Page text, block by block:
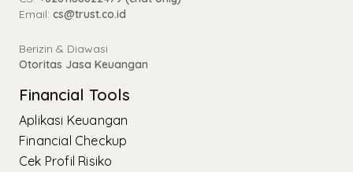
Email: cs@trust.co.id
Berizin & Diawasi
Otoritas Jasa Keuangan
Financial Tools
Aplikasi Keuangan
Financial Checkup
Cek Profil Risiko